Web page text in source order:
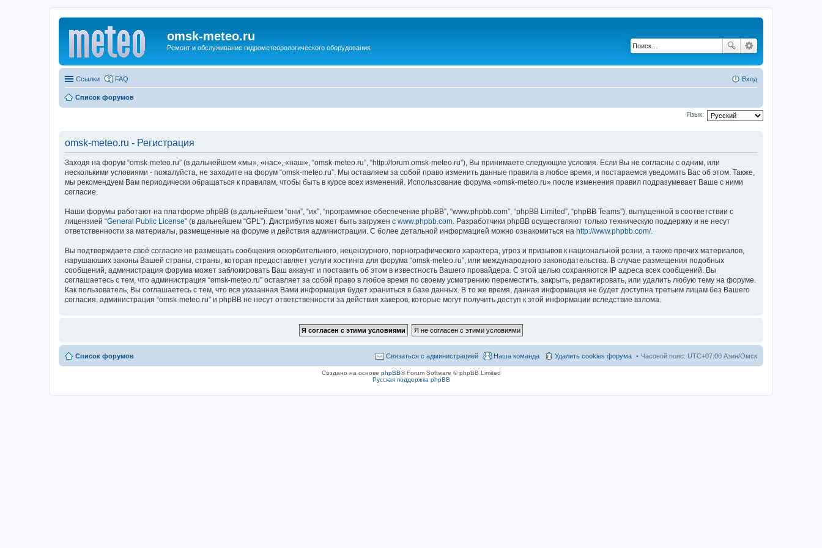
omsk-meteo.ru
Ремонт и обслуживание гидрометеорологического оборудования
Ссылки FAQ Вход
Список форумов
Язык:
omsk-meteo.ru - Регистрация
Заходя на форум “omsk-meteo.ru” (в дальнейшем «мы», «нас», «наш», “omsk-meteo.ru”, “http://forum.omsk-meteo.ru”), Вы принимаете следующие условия. Если Вы не согласны с одним, или
несколькими условиями - пожалуйста, не заходите на форум “omsk-meteo.ru”. Мы оставляем за собой право изменить данные правила в любое время, и постараемся уведомить Вас об этом. Также,
мы рекомендуем Вам периодически обращаться к правилам, чтобы быть в курсе всех изменений. Использование форума «omsk-meteo.ru» после изменения правил подразумевает Ваше с ними
согласие.
Наши форумы работают на платформе phpBB (в дальнейшем “они”, “их”, “программное обеспечение phpBB”, “www.phpbb.com”, “phpBB Limited”, “phpBB Teams”), выпущенной в соответствии с
лицензией “General Public License” (в дальнейшем “GPL”). Дистрибутив может быть загружен с www.phpbb.com. Разработчики phpBB осуществляют только техническую поддержку и не несут
ответственности за материалы, размещенные на форуме и действия администрации. С более детальной информацией можно ознакомиться на http://www.phpbb.com/.
Вы подтверждаете своё согласие не размещать сообщения оскорбительного, нецензурного, порнографического характера, угроз и призывов к национальной розни, а также прочих материалов,
нарушаюших законы Вашей страны, страны, которая предоставляет услуги хостинга для форума “omsk-meteo.ru”, или международного законодательства. В случае размещения подобных
сообщений, администрация форума может заблокировать Ваш аккаунт и поставить об этом в известность Вашего провайдера. С этой целью сохраняются IP адреса всех сообщений. Вы
соглашаетесь с тем, что администрация “omsk-meteo.ru” оставляет за собой право в любое время по своему усмотрению переместить, закрыть, редактировать, или удалить любую тему на форуме.
Как пользователь, Вы соглашаетесь с тем, что вся указанная Вами информация будет храниться в базе данных. В то же время, данная информация не будет доступна третьим лицам без Вашего
согласия, администрация “omsk-meteo.ru” и phpBB не несут ответственности за действия хакеров, которые могут получить доступ к этой информации вследствие взлома.
Список форумов Часовой пояс: UTC+07:00 Азия/Омск
Удалить cookies форума
Наша команда
Связаться с администрацией
Создано на основе phpBB® Forum Software © phpBB Limited
Русская поддержка phpBB